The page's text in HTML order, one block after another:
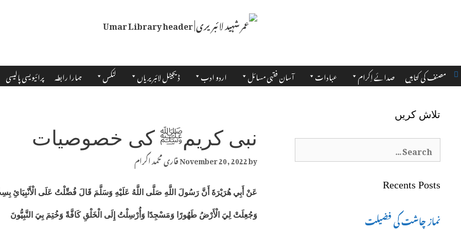
مصنف کی کتابیں صدائے اِکرام عبادات آسان فقہی مسائل اردو ادب ڈیجیٹل لائبریریاں لنکس ہمارا رابطہ پرائیویسی پالیسی
نبی کریمﷺ کی خصوصیات
November 20, 2022by قاری محمد اکرام
عَنْ أَبِي هُرَيْرَةَ أَنَّ رَسُولَ اللَّهِ صَلَّی اللَّهُ عَلَيْهِ وَسَلَّمَ قَالَ فُضِّلْتُ عَلَی الْأَنْبِيَائِ
وَجُعِلَتْ لِيَ الْأَرْضُ طَهُورًا وَمَسْجِدًا وَأُرْسِلْتُ إِلَی الْخَلْقِ کَافَّةً وَخُتِمَ بِيَ النَّبِيُّونَ
تلاش کریں
Search
Recents Posts
نماز چاشت کی فضیلت